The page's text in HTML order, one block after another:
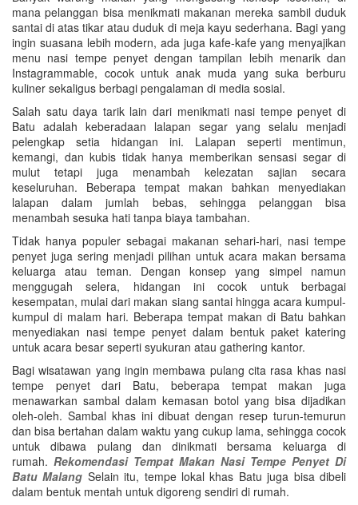
mana pelanggan bisa menikmati makanan mereka sambil duduk
santai di atas tikar atau duduk di meja kayu sederhana. Bagi yang
ingin suasana lebih modern, ada juga kafe-kafe yang menyajikan
menu nasi tempe penyet dengan tampilan lebih menarik dan
Instagrammable, cocok untuk anak muda yang suka berburu
kuliner sekaligus berbagi pengalaman di media sosial.
Salah satu daya tarik lain dari menikmati nasi tempe penyet di
Batu adalah keberadaan lalapan segar yang selalu menjadi
pelengkap setia hidangan ini. Lalapan seperti mentimun,
kemangi, dan kubis tidak hanya memberikan sensasi segar di
mulut tetapi juga menambah kelezatan sajian secara
keseluruhan. Beberapa tempat makan bahkan menyediakan
lalapan dalam jumlah bebas, sehingga pelanggan bisa
menambah sesuka hati tanpa biaya tambahan.
Tidak hanya populer sebagai makanan sehari-hari, nasi tempe
penyet juga sering menjadi pilihan untuk acara makan bersama
keluarga atau teman. Dengan konsep yang simpel namun
menggugah selera, hidangan ini cocok untuk berbagai
kesempatan, mulai dari makan siang santai hingga acara kumpul-
kumpul di malam hari. Beberapa tempat makan di Batu bahkan
menyediakan nasi tempe penyet dalam bentuk paket katering
untuk acara besar seperti syukuran atau gathering kantor.
Bagi wisatawan yang ingin membawa pulang cita rasa khas nasi
tempe penyet dari Batu, beberapa tempat makan juga
menawarkan sambal dalam kemasan botol yang bisa dijadikan
oleh-oleh. Sambal khas ini dibuat dengan resep turun-temurun
dan bisa bertahan dalam waktu yang cukup lama, sehingga cocok
untuk dibawa pulang dan dinikmati bersama keluarga di
rumah. Rekomendasi Tempat Makan Nasi Tempe Penyet Di
Batu Malang Selain itu, tempe lokal khas Batu juga bisa dibeli
dalam bentuk mentah untuk digoreng sendiri di rumah.